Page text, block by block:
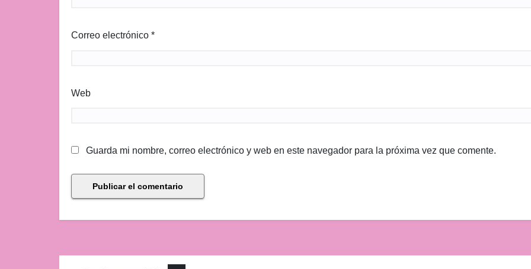
Correo electrónico *
Web
Guarda mi nombre, correo electrónico y web en este navegador para la próxima vez que comente.